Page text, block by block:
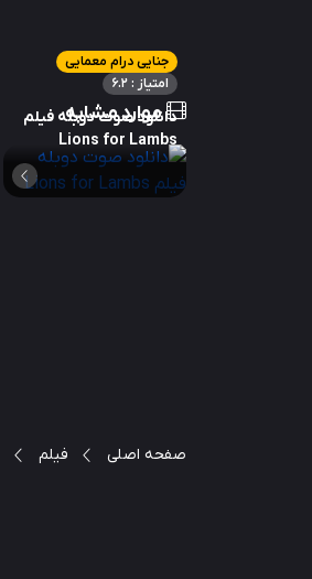
موارد مشابه
جنایی درام معمایی
امتیاز : 6.2
دانلود صوت دوبله فیلم
Lions for Lambs
صفحه اصلی فیلم